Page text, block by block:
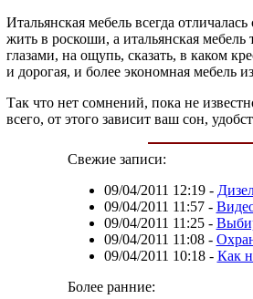
Итальянская мебель всегда
жить в роскоши, а итальянская
глазами, на ощупь, сказать, в каком
и дорогая, и более экономная мебель
Так что нет сомнений, пока не
всего, от этого зависит ваш сон,
Свежие записи:
09/04/2011 12:19-
09/04/2011 11:57-
09/04/2011 11:25-
09/04/2011 11:08-
09/04/2011 10:18- Как
Более ранние: